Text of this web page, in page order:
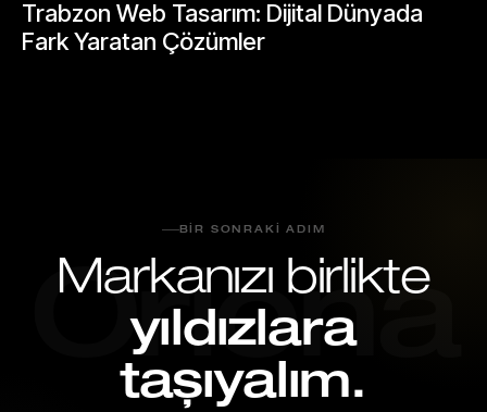
Trabzon Web Tasarım: Dijital Dünyada
Fark Yaratan Çözümler
Oriona
BIR SONRAKI ADIM
Markanızı birlikte
yıldızlara
taşıyalım.